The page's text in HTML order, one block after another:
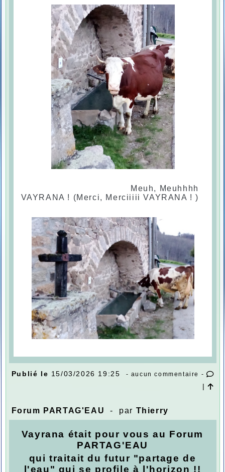
Meuh, Meuhhhh
VAYRANA ! (Merci, Merciiiii VAYRANA ! )
Publié le 15/03/2026 19:25 - aucun commentaire -
|
Forum PARTAG'EAU - par Thierry
Vayrana était pour vous au Forum
PARTAG'EAU
qui traitait du futur "partage de
l'eau" qui se profile à l'horizon !!